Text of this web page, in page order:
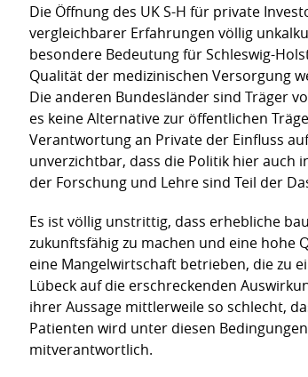
Die Öffnung des UK S-H für private
vergleichbarer Erfahrungen völlig
besondere Bedeutung für Schleswig-
Qualität der medizinischen Versorgung
Die anderen Bundesländer sind Träger
es keine Alternative zur öffentlichen
Verantwortung an Private der Einfluss
unverzichtbar, dass die Politik hier auch
der Forschung und Lehre sind Teil der
Es ist völlig unstrittig, dass erhebliche
zukunftsfähig zu machen und eine hohe
eine Mangelwirtschaft betrieben, die zu
Lübeck auf die erschreckenden
ihrer Aussage mittlerweile so schlecht,
Patienten wird unter diesen
mitverantwortlich.